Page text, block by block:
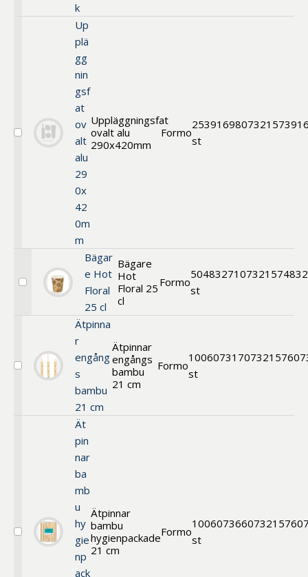
k
Välj
Up
plä
gg
nin
gsf
at
ov
alt
alu
29
0x
42
0m
m
Uppläggningsfat
ovalt alu
290x420mm
Formo
25
st
391698
Välj
Bägar
e Hot
Floral
25 cl
Bägare
Hot
Floral 25
cl
Formo
50
st
483271
Välj
21
Ätpinna
r
engång
s
bambu
21 cm
Ätpinnar
engångs
bambu
21 cm
Formo
100
st
607317
Välj
Ät
pin
nar
ba
mb
u
hy
gie
np
ack
Ätpinnar
bambu
hygienpackade
21 cm
Formo
100
st
607366